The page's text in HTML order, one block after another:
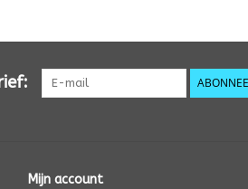
Mijn account